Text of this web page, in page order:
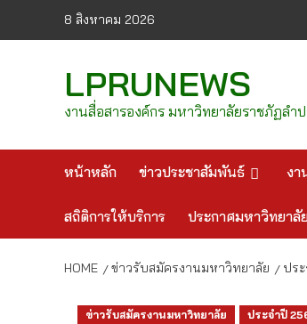
8 สิงหาคม 2026
LPRUNEWS
งานสื่อสารองค์กร มหาวิทยาลัยราชภัฏลำป
หน้าหลัก ข่าวประชาสัมพันธ์ งา
สถิติการให้บริการ ประกาศมหาวิทยาลั
HOME ข่าวรับสมัครงานมหาวิทยาลัย ปร
ข่าวรับสมัครงานมหาวิทยาลัย ประจำปี